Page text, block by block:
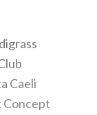
Caeli
Concept